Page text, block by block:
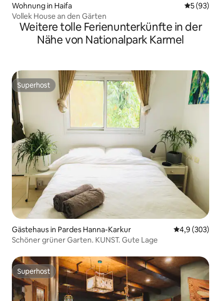
Wohnung in Haifa
5 (93)
Vollek House an den Gärten
Weitere tolle Ferienunterkünfte in der
Nähe von Nationalpark Karmel
Superhost
Superhost
Gästehaus in Pardes Hanna-Karkur
4,9 (303)
Schöner grüner Garten. KUNST. Gute Lage
Superhost
Superhost